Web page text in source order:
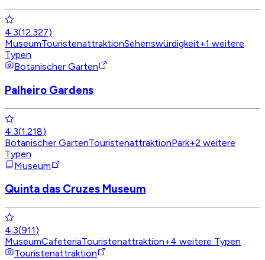
4.3(12.327)
MuseumTouristenattraktionSehenswürdigkeit+1 weitere
Typen
Botanischer Garten
Palheiro Gardens
4.3(1.218)
Botanischer GartenTouristenattraktionPark+2 weitere
Typen
Museum
Quinta das Cruzes Museum
4.3(911)
MuseumCafeteriaTouristenattraktion+4 weitere Typen
Touristenattraktion